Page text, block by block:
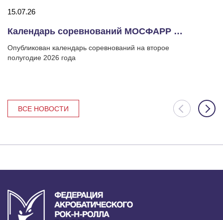
Календарь соревнований МОСФАРР сентябрь – декабрь 2026 года
на второе
Судейский семинар
20 января в онлайн формате
ВСЕ НОВОСТИ